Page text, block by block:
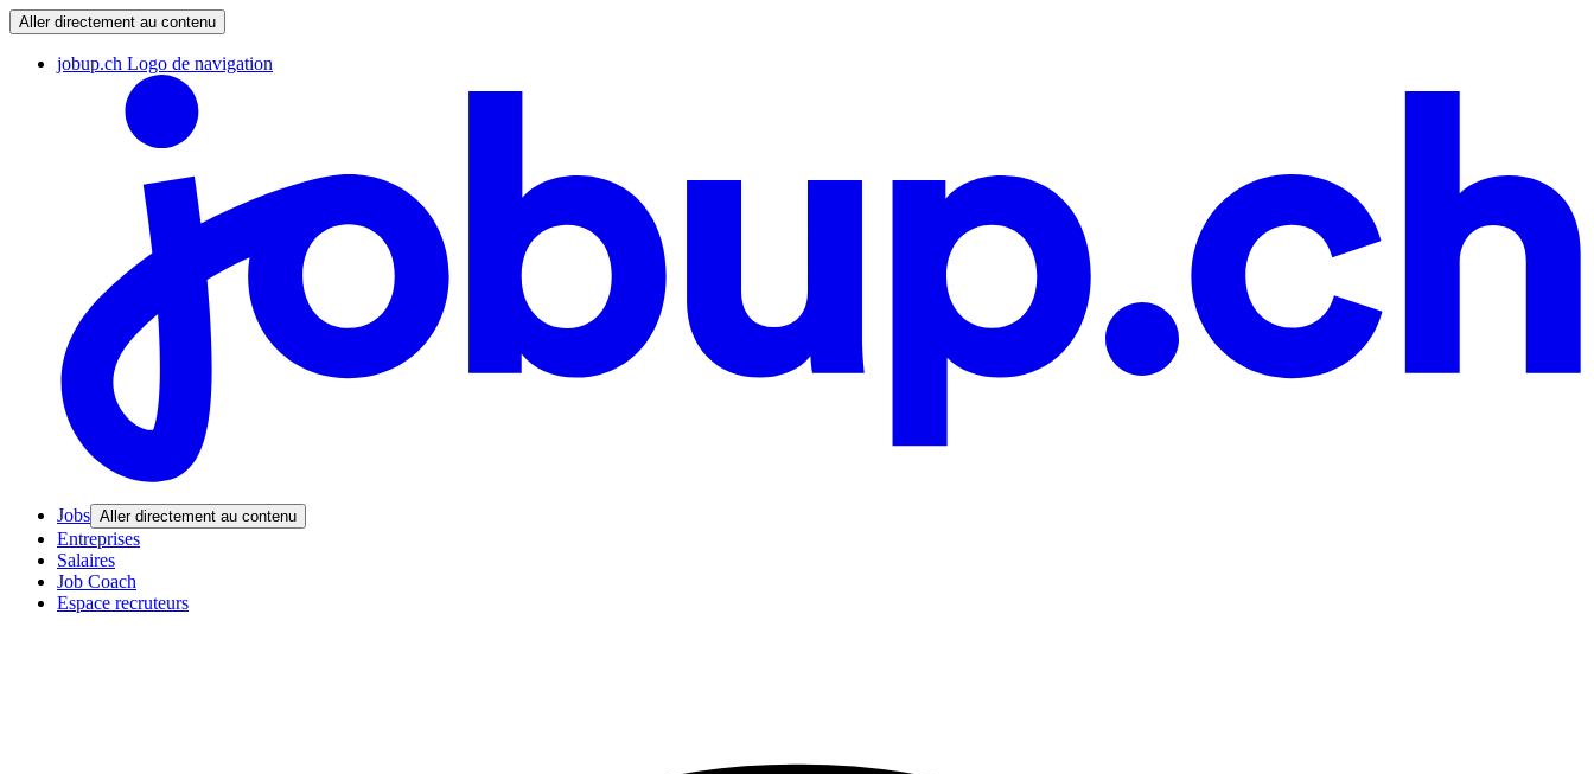
Aller directement au contenu
jobup.ch Logo de navigation
Jobs Aller directement au contenu
Entreprises
Salaires
Job Coach
Espace recruteurs